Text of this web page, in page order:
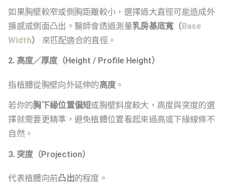
如果胸壁較窄或側胸距離較小，選擇過大直徑可能造成外
擴感或側面凸出。醫師會透過測量乳房基底寬（Base
Width） 來匹配適合的直徑。
2. 高度／厚度（Height / Profile Height）
指植體從胸壁向外延伸的高度。
若你的胸下緣位置偏短或胸壁斜度較大，高度與突度的選
擇就需要更精準，避免植體位置看起來過高或下緣線條不
自然。
3. 突度（Projection）
代表植體向前凸出的程度。